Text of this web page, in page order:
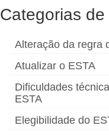
Categorias
Alteração da regra
Atualizar o ESTA
Dificuldades
ESTA
Elegibilidade do